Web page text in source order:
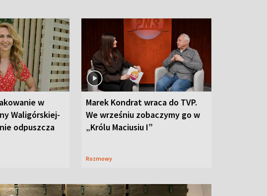
w
Waligórskiej-
odpuszcza
Marek Kondrat wraca do TVP.
We wrześniu zobaczymy go w
„Królu Maciusiu I”
Rozmowy